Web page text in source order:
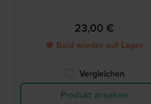
23,00 €
● Bald wieder auf Lager
Vergleichen
Produkt ansehen